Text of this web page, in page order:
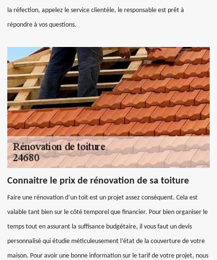
la réfection, appelez le service clientèle, le responsable est prêt à
répondre à vos questions.
Connaitre le prix de rénovation de sa toiture
Faire une rénovation d’un toit est un projet assez conséquent. Cela est
valable tant bien sur le côté temporel que financier. Pour bien organiser le
temps tout en assurant la suffisance budgétaire, il vous faut un devis
personnalisé qui étudie méticuleusement l’état de la couverture de votre
maison. Pour avoir une bonne information sur le tarif de votre projet, nous